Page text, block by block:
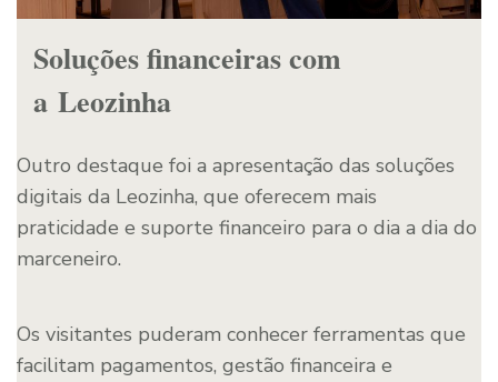
Soluções financeiras com
a Leozinha
Outro destaque foi a apresentação das soluções
digitais da Leozinha, que oferecem mais
praticidade e suporte financeiro para o dia a dia do
marceneiro.
Os visitantes puderam conhecer ferramentas que
facilitam pagamentos, gestão financeira e